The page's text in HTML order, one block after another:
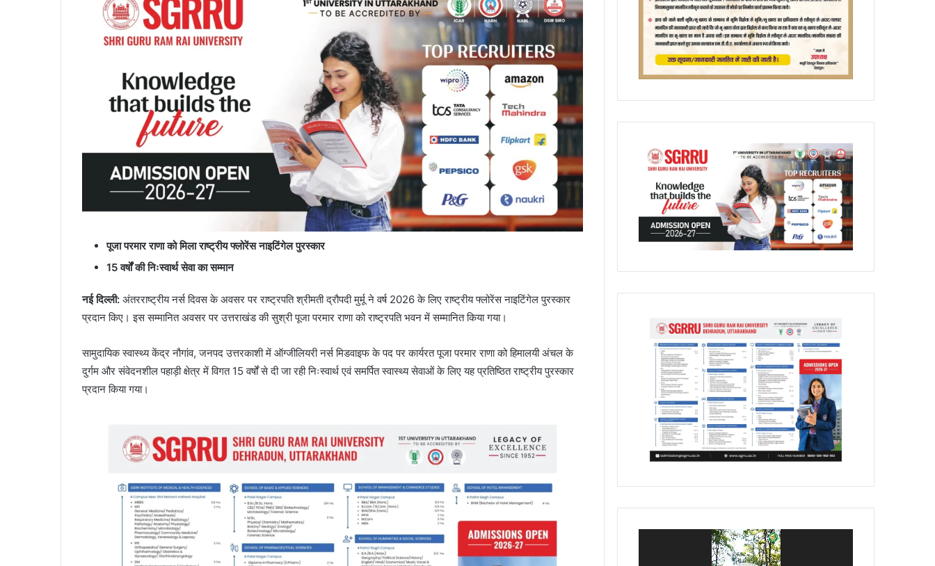
पूजा परमार राणा को मिला राष्ट्रीय फ्लोरेंस नाइटिंगेल पुरस्कार
15 वर्षों की निःस्वार्थ सेवा का सम्मान
नई दिल्ली: अंतरराष्ट्रीय नर्स दिवस के अवसर पर राष्ट्रपति श्रीमती द्रौपदी मुर्मू ने वर्ष 2026 के लिए राष्ट्रीय फ्लोरेंस नाइटिंगेल पुरस्कार
प्रदान किए। इस सम्मानित अवसर पर उत्तराखंड की सुश्री पूजा परमार राणा को राष्ट्रपति भवन में सम्मानित किया गया।
सामुदायिक स्वास्थ्य केंद्र नौगांव, जनपद उत्तरकाशी में ऑग्जीलियरी नर्स मिडवाइफ के पद पर कार्यरत पूजा परमार राणा को हिमालयी अंचल के
दुर्गम और संवेदनशील पहाड़ी क्षेत्र में विगत 15 वर्षों से दी जा रही निःस्वार्थ एवं समर्पित स्वास्थ्य सेवाओं के लिए यह प्रतिष्ठित राष्ट्रीय पुरस्कार
प्रदान किया गया।